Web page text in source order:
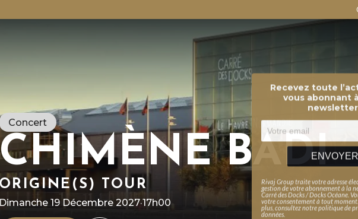
Recevez toute
vous abonnant
newsletter
ENVOYER
Rivaj Group traite votre adresse
gestion de votre abonnement à la
Carré des Docks / Docks Océane .
votre consentement à tout
plus, consultez notrepolitique de
données
Concert
BADI
ORIGINE(S) TOUR
Dimanche 19 Décembre 2027·17h00